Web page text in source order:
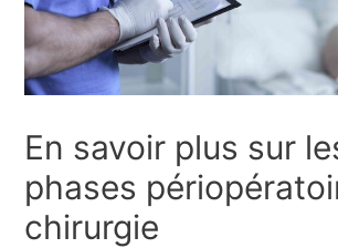
En savoir plus sur
phases
chirurgie